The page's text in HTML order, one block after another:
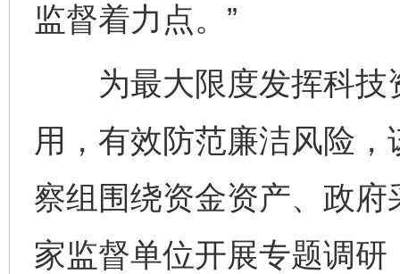
监督着力点。”
为最大限度发挥科技
用，有效防范廉洁风险
察组围绕资金资产、政
家监督单位开展专题调